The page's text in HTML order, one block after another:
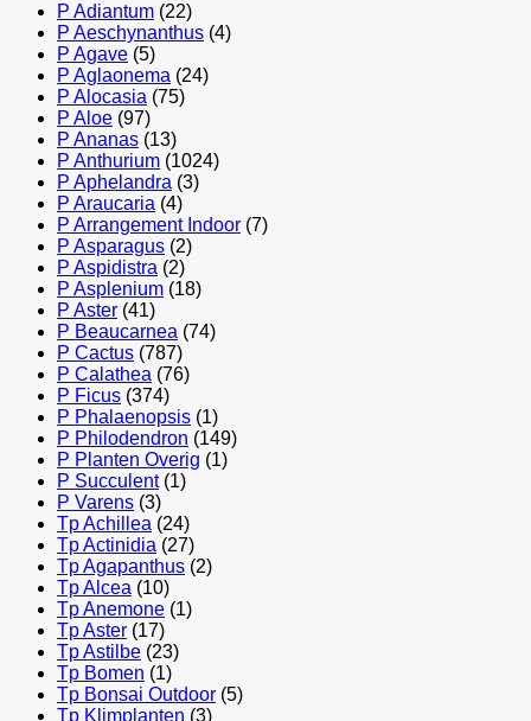
P Adiantum (22)
P Aeschynanthus (4)
P Agave (5)
P Aglaonema (24)
P Alocasia (75)
P Aloe (97)
P Ananas (13)
P Anthurium (1024)
P Aphelandra (3)
P Araucaria (4)
P Arrangement Indoor (7)
P Asparagus (2)
P Aspidistra (2)
P Asplenium (18)
P Aster (41)
P Beaucarnea (74)
P Cactus (787)
P Calathea (76)
P Ficus (374)
P Phalaenopsis (1)
P Philodendron (149)
P Planten Overig (1)
P Succulent (1)
P Varens (3)
Tp Achillea (24)
Tp Actinidia (27)
Tp Agapanthus (2)
Tp Alcea (10)
Tp Anemone (1)
Tp Aster (17)
Tp Astilbe (23)
Tp Bomen (1)
Tp Bonsai Outdoor (5)
Tp Klimplanten (3)